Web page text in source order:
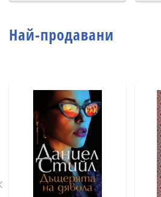
Най-продавани